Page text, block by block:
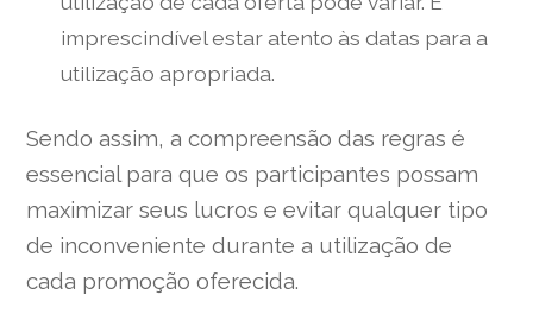
imprescindível estar atento às datas para a
utilização apropriada.
Sendo assim, a compreensão das regras é
essencial para que os participantes possam
maximizar seus lucros e evitar qualquer tipo
de inconveniente durante a utilização de
cada promoção oferecida.